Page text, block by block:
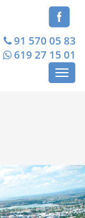
91 570 05 83
619 27 15 01